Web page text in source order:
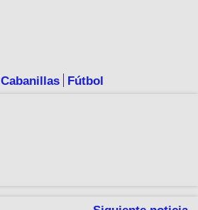
Cabanillas Fútbol